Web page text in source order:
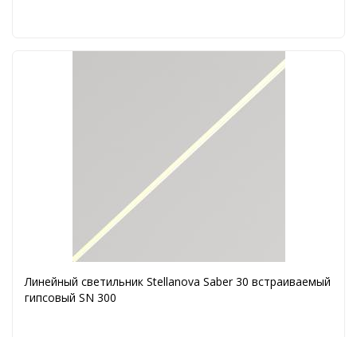
Линейный светильник Stellanova Saber 30 встраиваемый
гипсовый SN 300